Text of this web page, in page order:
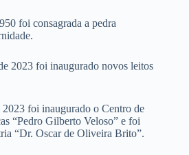
foi consagrada a pedra
2023 foi inaugurado novos leitos
foi inaugurado o Centro de
“Pedro Gilberto Veloso” e foi
“Dr. Oscar de Oliveira Brito”.